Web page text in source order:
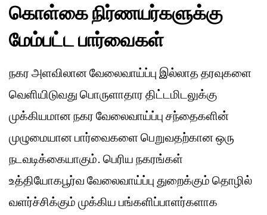
கொள்கை நிர்ணயர்களுக்கு
மேம்பட்ட பார்வைகள்
நகர அளவிலான வேலைவாய்ப்பு இல்லாத தரவுகளை
வெளியிடுவது பொருளாதார திட்டமிடலுக்கு
முக்கியமான நகர வேலைவாய்ப்பு சந்தைகளின்
முழுமையான பார்வைகளை பெறுவதற்கான ஒரு
நடவடிக்கையாகும். பெரிய நகரங்கள்
உத்தியோகபூர்வ வேலைவாய்ப்பு துறைக்கும் தொழில்
வளர்ச்சிக்கும் முக்கிய பங்களிப்பாளர்களாக